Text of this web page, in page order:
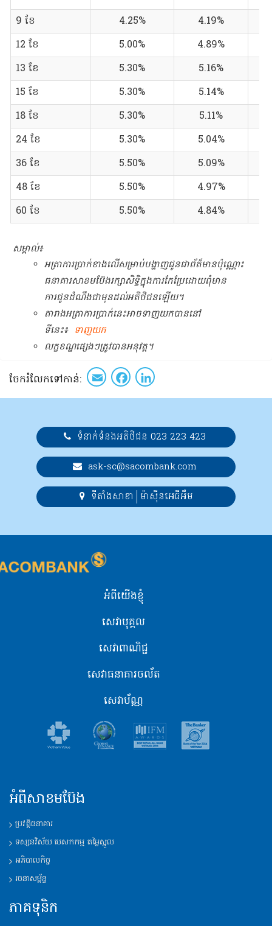
9 ខែ
4.25%
4.19%
12 ខែ
5.00%
4.89%
13 ខែ
5.30%
5.16%
15 ខែ
5.30%
5.14%
18 ខែ
5.30%
5.11%
24 ខែ
5.30%
5.04%
36 ខែ
5.50%
5.09%
48 ខែ
5.50%
4.97%
60 ខែ
5.50% 4.84%
សម្គាល់៖
អត្រាការប្រាក់ខាងលើសម្រាប់បង្ហាញជូនជាព័ត៏មានប៉ុណ្ណោះ
ធនាគារសាខមប៊ែងរក្សាសិទ្ធិក្នុងការកែប្រែដោយពុំមាន
ការជូនដំណឹងជាមុនដល់អតិថិជនឡើយ។
តារាងអត្រាការប្រាក់នេះអាចទាញយកបាននៅ
ទីនេះ៖ ទាញយក
លក្ខខណ្ឌផ្សេងៗត្រូវបានអនុវត្ត។
ចែក​រំលែក​ទៅកាន់​: EmailFacebook
ទំនាក់ទំនងអតិថិជន 023 223 423
ask-sc@sacombank.com
ទីតាំងសាខា ម៉ាស៊ីនអេធីអឹម
អំពីយើងខ្ញុំ
សេវាបុគ្គល
សេវាពាណិជ្ជ
សេវាធនាគារចល័ត
សេវាប័ណ្ណ
អំពីសាខមប៊ែង
ប្រវត្តិ​ធនាគារ
ទស្សនវិស័យ​ បេសកកម្ម តម្លៃស្នូល
អភិបាលកិច្ច
រចនាសម្ព័ន្ធ​
ភាគទុនិក